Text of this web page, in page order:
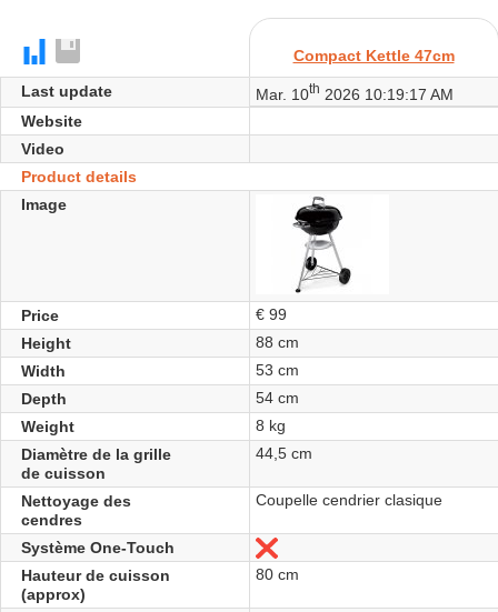
Compact Kettle 47cm
Last update
Mar. 10th 2026 10:19:17 AM
Website
Video
Product details
Image
Price
€ 99
Height
88 cm
Width
53 cm
Depth
54 cm
Weight
8 kg
Diamètre de la grille
de cuisson
44,5 cm
Nettoyage des
cendres
Coupelle cendrier clasique
Système One-Touch
No
Hauteur de cuisson
(approx)
80 cm